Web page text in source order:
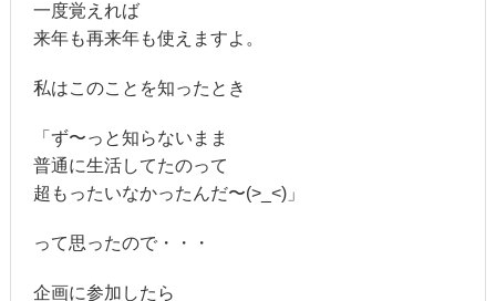
一度覚えれば
来年も再来年も使えますよ。
私はこのことを知ったとき
「ず〜っと知らないまま
普通に生活してたのって
超もったいなかったんだ〜(>_<)」
って思ったので・・・
企画に参加したら